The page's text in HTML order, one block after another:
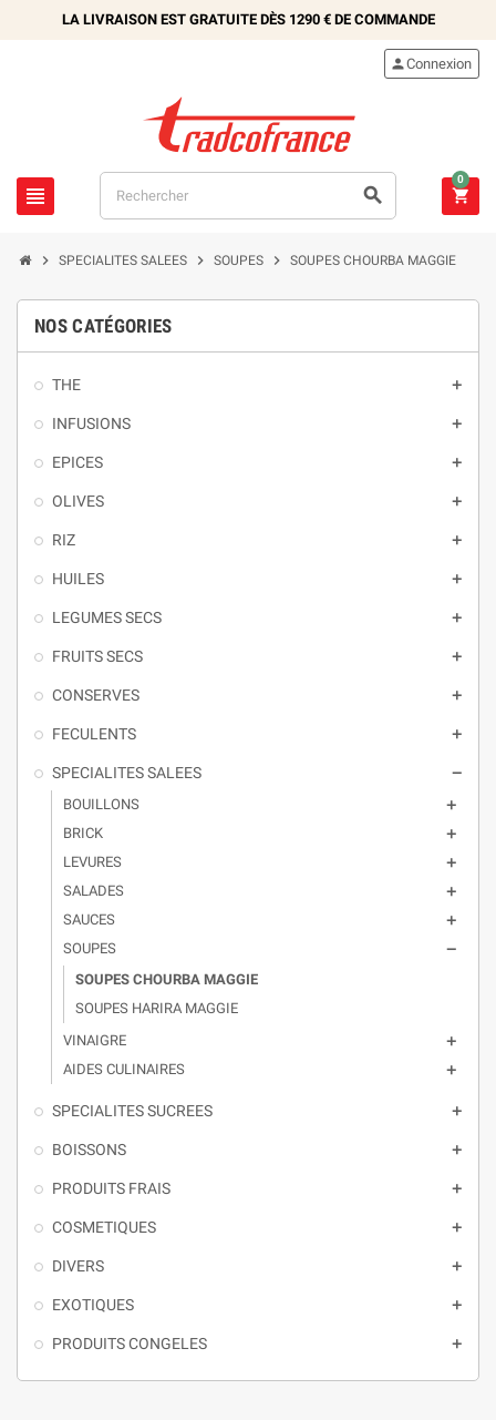
LA LIVRAISON EST GRATUITE DÈS 1290 €DE COMMANDE
 
Connexion

0
 SPECIALITES SALEES  SOUPES  SOUPES CHOURBA MAGGIE
NOS CATÉGORIES
THE 
INFUSIONS 
EPICES 
OLIVES 
RIZ 
HUILES 
LEGUMES SECS 
FRUITS SECS 
CONSERVES 
FECULENTS 
SPECIALITES SALEES 
BOUILLONS 
BRICK 
LEVURES 
SALADES 
SAUCES 
SOUPES 
SOUPES CHOURBA MAGGIE
SOUPES HARIRA MAGGIE
VINAIGRE

AIDES CULINAIRES 
SPECIALITES SUCREES 
BOISSONS 
PRODUITS FRAIS 
COSMETIQUES 
DIVERS 
EXOTIQUES 
PRODUITS CONGELES 